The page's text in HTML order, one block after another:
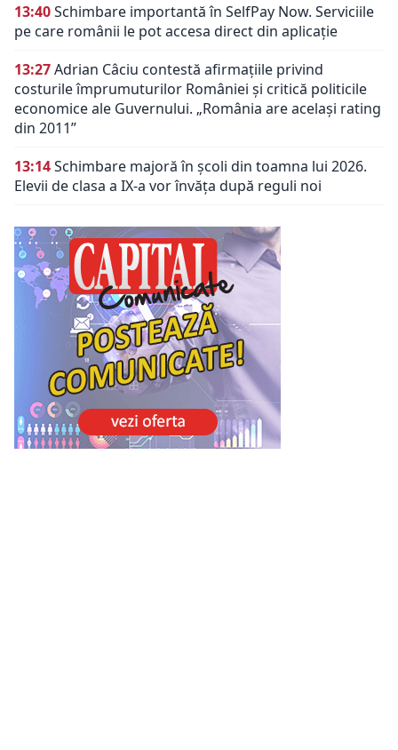
13:40Schimbare importantă în SelfPay Now. Serviciile
pe care românii le pot accesa direct din aplicație
13:27Adrian Câciu contestă afirmațiile privind
costurile împrumuturilor României și critică politicile
economice ale Guvernului. „România are același rating
din 2011”
13:14Schimbare majoră în școli din toamna lui 2026.
Elevii de clasa a IX-a vor învăța după reguli noi